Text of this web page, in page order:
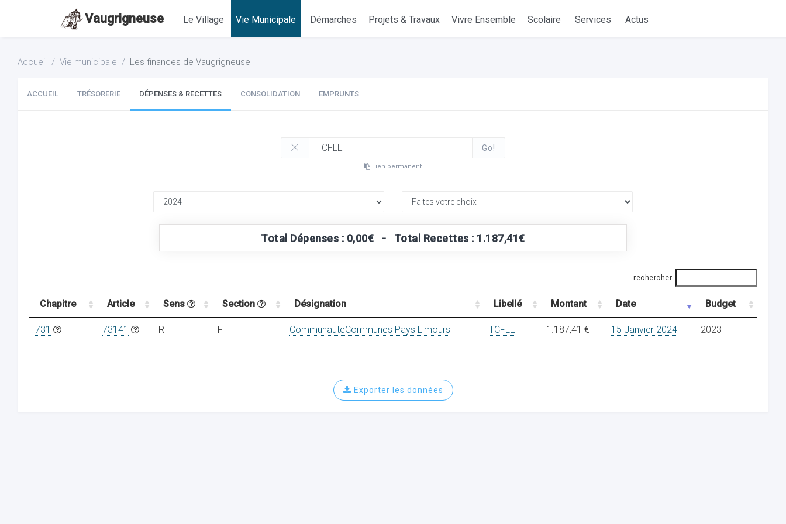
Vaugrigneuse Le Village Vie Municipale Démarches Projets & Travaux Vivre Ensemble Scolaire Services Actus
Accueil Vie municipale Les finances de Vaugrigneuse
ACCUEIL TRÉSORERIE DÉPENSES & RECETTES CONSOLIDATION EMPRUNTS
Go!
Lien permanent
Total Dépenses : 0,00€ - Total Recettes : 1.187,41€
rechercher
Chapitre Article Sens Section Désignation Libellé Montant Date Budget
731 73141 R F CommunauteCommunes Pays Limours TCFLE 1.187,41 € 15 Janvier 2024 2023
Exporter les données